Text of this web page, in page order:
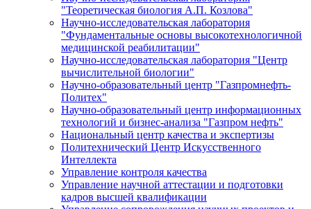
"Теоретическая биология А.П. Козлова"
Научно-исследовательская лаборатория
"Фундаментальные основы высокотехнологичной
медицинской реабилитации"
Научно-исследовательская лаборатория "Центр
вычислительной биологии"
Научно-образовательный центр "Газпромнефть-
Политех"
Научно-образовательный центр информационных
технологий и бизнес-анализа "Газпром нефть"
Национальный центр качества и экспертизы
Политехнический Центр Искусственного
Интеллекта
Управление контроля качества
Управление научной аттестации и подготовки
кадров высшей квалификации